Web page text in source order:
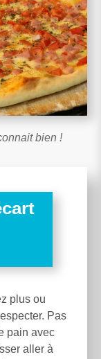
bien !
plus ou
Pas
pain avec
aller à